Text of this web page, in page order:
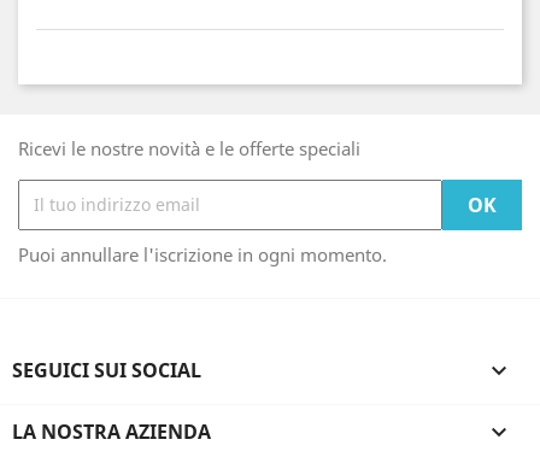
Ricevi le nostre novità e le offerte speciali
Puoi annullare l'iscrizione in ogni momento.
SEGUICI SUI SOCIAL 
LA NOSTRA AZIENDA 